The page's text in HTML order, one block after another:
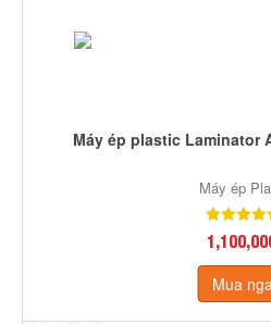
Máy ép plastic Laminator
Máy ép
Mua